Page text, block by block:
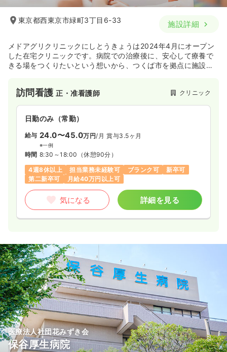
日勤のみ（常勤） 一時募集休止
給与 437〜477 万円 /年
時間 9:00～17:00
日曜休み
担当業務未経験可
第二新卒可
年収500万円以上可
気になる 詳細を見る
東京都西東京市緑町3丁目6-33 施設詳細
メドアグリクリニックにしとうきょうは2024年4月にオープン
した在宅クリニックです。病院での治療後に、安心して療養で
きる場をつくりたいという想いから、つくば市を拠点に施設を
訪問看護正・准看護師 クリニック
日勤のみ（常勤）
給与 24.0〜45.0万円/月 賞与3.5ヶ月
※一例
時間 8:30～18:00 （休憩90分）
4週8休以上
担当業務未経験可 ブランク可
新卒可
第二新卒可
月給40万円以上可
気になる 詳細を見る
医療法人社団花みずき会
保谷厚生病院